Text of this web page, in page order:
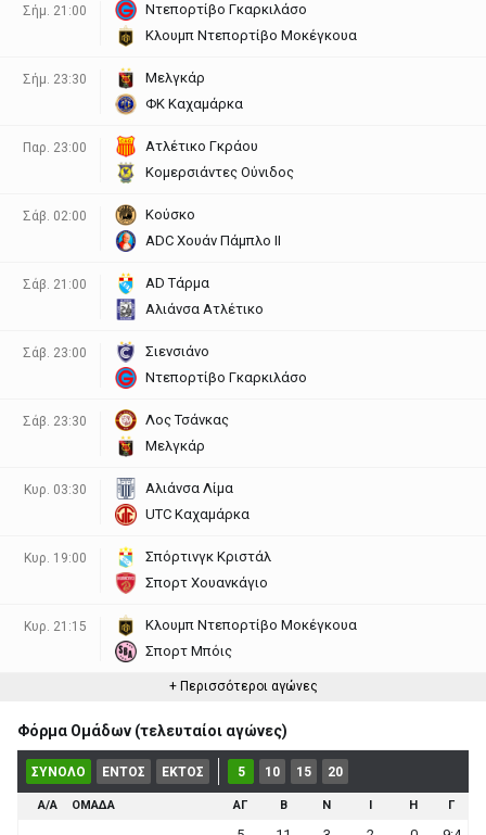
Σήμ. 21:00
Ντεπορτίβο Γκαρκιλάσο
Κλουμπ Ντεπορτίβο Μοκέγκουα
Σήμ. 23:30
Μελγκάρ
ΦΚ Καχαμάρκα
Παρ. 23:00
Ατλέτικο Γκράου
Κομερσιάντες Ούνιδος
Σάβ. 02:00
Κούσκο
ADC Χουάν Πάμπλο ΙΙ
Σάβ. 21:00
AD Τάρμα
Αλιάνσα Ατλέτικο
Σάβ. 23:00
Σιενσιάνο
Ντεπορτίβο Γκαρκιλάσο
Σάβ. 23:30
Λος Τσάνκας
Μελγκάρ
Κυρ. 03:30
Αλιάνσα Λίμα
UΤC Καχαμάρκα
Κυρ. 19:00
Σπόρτινγκ Κριστάλ
Σπορτ Χουανκάγιο
Κυρ. 21:15
Κλουμπ Ντεπορτίβο Μοκέγκουα
Σπορτ Μπόις
+ Περισσότεροι αγώνες
Φόρμα Ομάδων (τελευταίοι αγώνες)
ΣΥΝΟΛΟ ΕΝΤΟΣ ΕΚΤΟΣ 5 10 15 20
Α/Α ΟΜΑΔΑ ΑΓ Β Ν Ι Η Γ